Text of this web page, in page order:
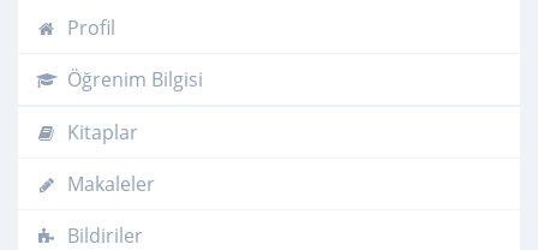
Profil
Öğrenim Bilgisi
Kitaplar
Makaleler
Bildiriler